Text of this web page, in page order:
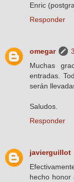
Enric
Responder
omegar
Muchas
entradas.
serán
Saludos.
Responder
javierguillot
hecho honor